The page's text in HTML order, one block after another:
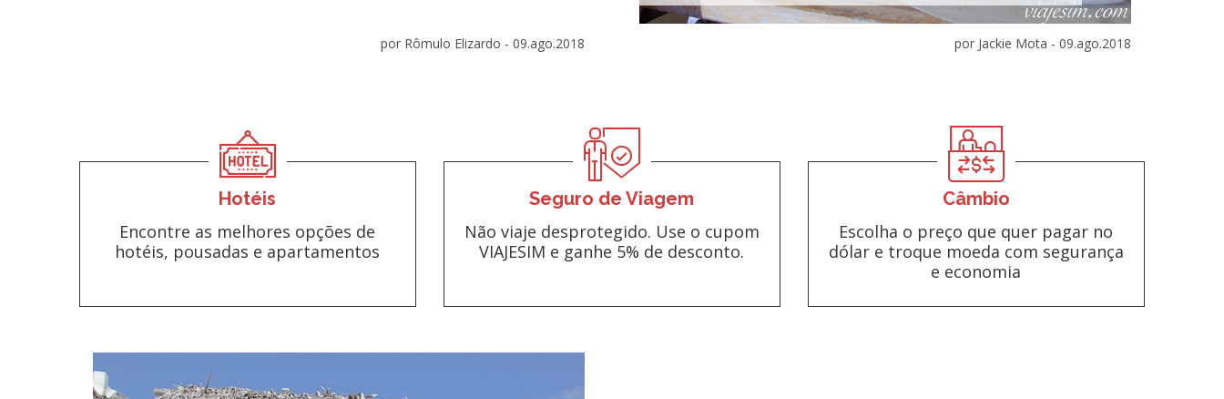
por Rômulo Elizardo - 09.ago.2018 por Jackie Mota - 09.ago.2018
Hotéis
Encontre as melhores opções de
hotéis, pousadas e apartamentos
Seguro de Viagem
Não viaje desprotegido. Use o cupom
VIAJESIM e ganhe 5% de desconto.
Câmbio
Escolha o preço que quer pagar no
dólar e troque moeda com segurança
e economia